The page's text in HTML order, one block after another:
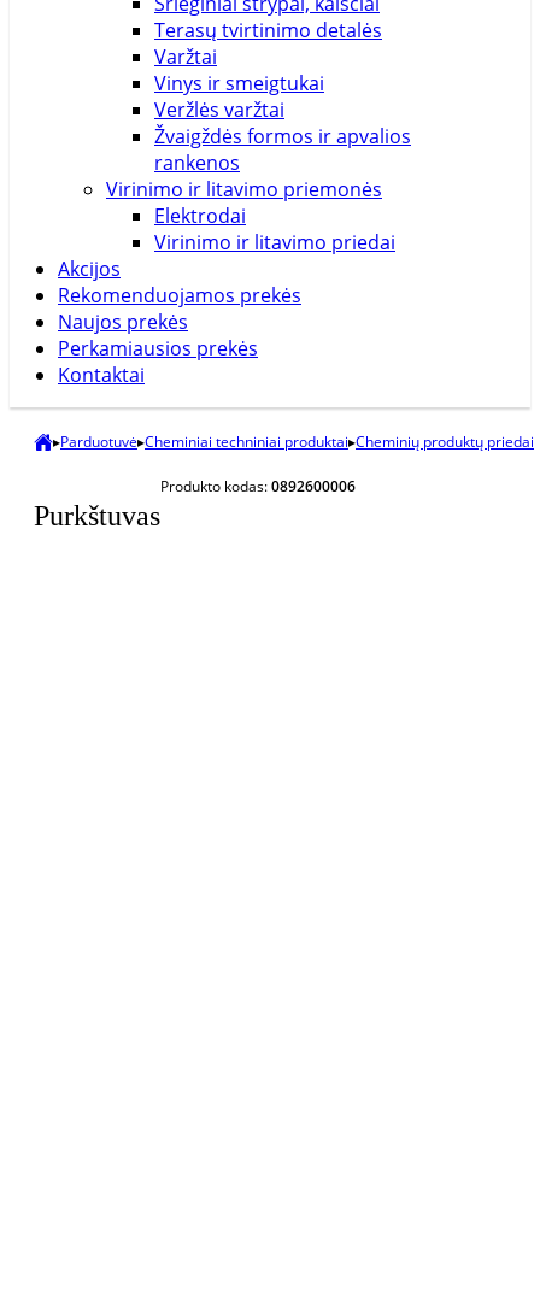
Terasų tvirtinimo detalės
Varžtai
Vinys ir smeigtukai
Veržlės varžtai
Žvaigždės formos ir apvalios
rankenos
Virinimo ir litavimo priemonės
Elektrodai
Virinimo ir litavimo priedai
Akcijos
Rekomenduojamos prekės
Naujos prekės
Perkamiausios prekės
Kontaktai
▸Parduotuvė▸Cheminiai techniniai produktai▸Cheminių produktų priedai
Purkštuvas
Produkto kodas:0892600006